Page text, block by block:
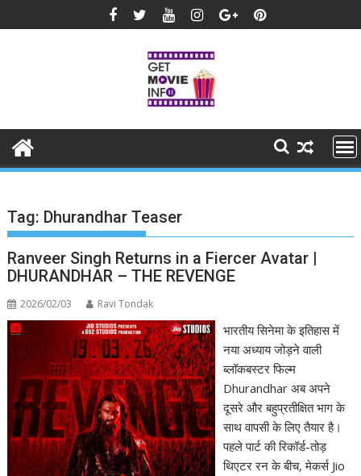
to
Tag: Dhurandhar Teaser
Ranveer Singh Returns in a Fiercer Avatar |
DHURANDHAR – THE REVENGE
2026/02/03 Ravi Tondak
भारतीय सिनेमा के इतिहास में
नया अध्याय जोड़ने वाली
ब्लॉकबस्टर फिल्म
Dhurandhar अब अपने
दूसरे और बहुप्रतीक्षित भाग के
साथ वापसी के लिए तैयार है।
पहले पार्ट की रिकॉर्ड-तोड़
थिएटर रन के बीच, मेकर्स Jio